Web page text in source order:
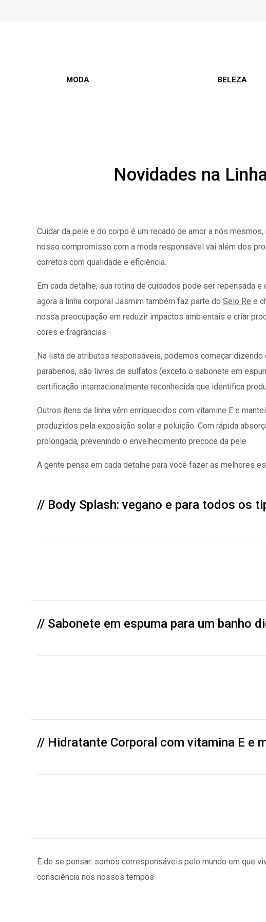
MODA BELEZA
Novidades na
Cuidar da pele e do corpo é um recado de amor a nós
nosso compromisso com a moda responsável vai além dos
corretos com qualidade e eficiência.
Em cada detalhe, sua rotina de cuidados pode ser repensada
agora a linha corporal Jasmim também faz parte do Selo Re e
nossa preocupação em reduzir impactos ambientais e criar
cores e fragrâncias.
Na lista de atributos responsáveis, podemos começar
parabenos, são livres de sulfatos (exceto o sabonete em
certificação internacionalmente reconhecida que identifica
Outros itens da linha vêm enriquecidos com vitamine E e
produzidos pela exposição solar e poluição. Com rápida
prolongada, prevenindo o envelhecimento precoce da pele.
A gente pensa em cada detalhe para você fazer as melhores
// Body Splash: vegano e para todos os
// Sabonete em espuma para um banho
// Hidratante Corporal com vitamina E e
É de se pensar: somos corresponsáveis pelo mundo em que
consciência nos nossos tempos